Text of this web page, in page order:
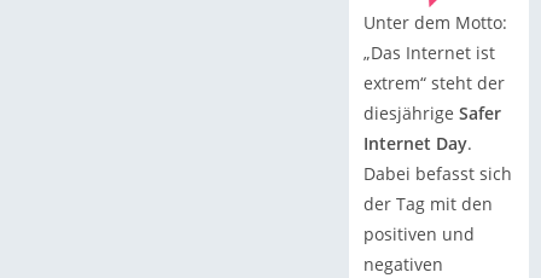
Unter dem Motto:
„Das Internet ist
extrem“ steht der
diesjährige Safer
Internet Day.
Dabei befasst sich
der Tag mit den
positiven und
negativen